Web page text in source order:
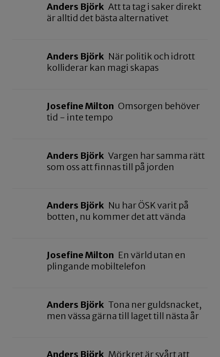
Anders Björk Att ta tag i saker direkt
är alltid det bästa alternativet
Anders Björk När politik och idrott
kolliderar kan magi skapas
Josefine Milton Omsorgen behöver
tid - inte tempo
Anders Björk Vargen har samma rätt
som oss att finnas till på jorden
Anders Björk Nu har ÖSK varit på
botten, nu kommer det att vända
Josefine Milton En värld utan en
plingande mobiltelefon
Anders Björk Tona ner guldsnacket,
men vässa gärna till laget till nästa år
Anders Björk Mörkret är svårt att